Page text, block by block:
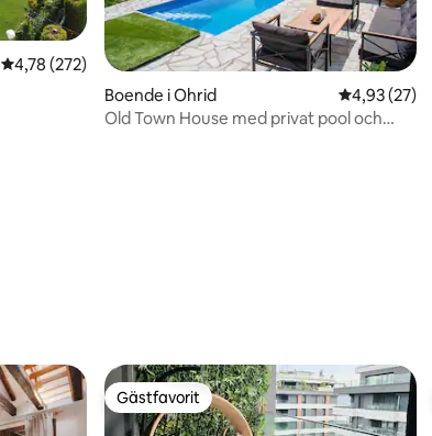
4,78 av 5 i genomsnittligt betyg, 272 omdömen
4,78 (272)
Boende i Ohrid 4,93 av 5 i
4,93 (27)
Old Town House med privat pool och
Gästfavorit
Gästfavorit